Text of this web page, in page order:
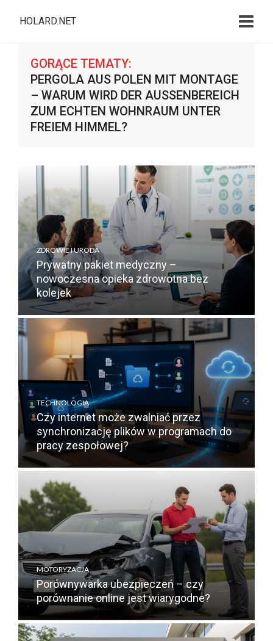
HOLARD.NET
GORĄCE TEMATY:
PERGOLA AUS POLEN MIT MONTAGE
– WARUM WIRD DER AUSSENBEREICH Z
UM ECHTEN WOHNRAUM UNTER F
REIEM HIMMEL?
ZDROWIE I URODA
Prywatny pakiet medyczny –
nowoczesna opieka zdrowotna bez
kolejek
TECHNOLOGIA
Czy internet może zwalniać przez
synchronizację plików w programach do
pracy zespołowej?
MOTORYZACJA
Porównywarka ubezpieczeń – czy
porównanie online jest wiarygodne?